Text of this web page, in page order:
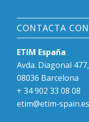
CONTACTA
ETIM España
Avda. Diagonal 477,
08036 Barcelona
+ 34 902 33 08 08
etim@etim-spain.es